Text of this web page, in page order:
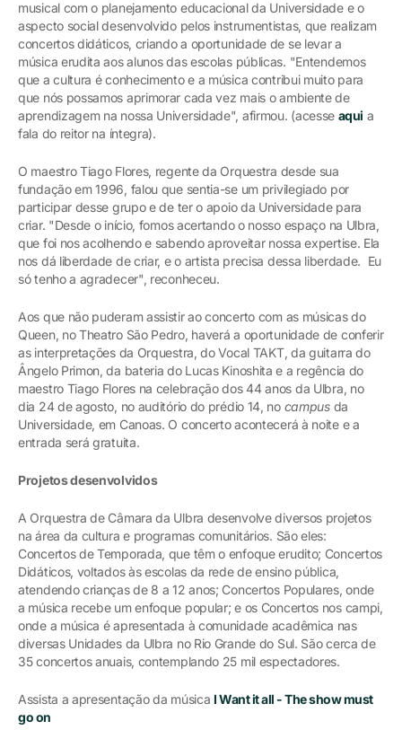
musical com o planejamento educacional da Universidade e o
aspecto social desenvolvido pelos instrumentistas, que realizam
concertos didáticos, criando a oportunidade de se levar a
música erudita aos alunos das escolas públicas. "Entendemos
que a cultura é conhecimento e a música contribui muito para
que nós possamos aprimorar cada vez mais o ambiente de
aprendizagem na nossa Universidade", afirmou. (acesse aqui a
fala do reitor na íntegra).
O maestro Tiago Flores, regente da Orquestra desde sua
fundação em 1996, falou que sentia-se um privilegiado por
participar desse grupo e de ter o apoio da Universidade para
criar. "Desde o início, fomos acertando o nosso espaço na Ulbra,
que foi nos acolhendo e sabendo aproveitar nossa expertise. Ela
nos dá liberdade de criar, e o artista precisa dessa liberdade. Eu
só tenho a agradecer", reconheceu.
Aos que não puderam assistir ao concerto com as músicas do
Queen, no Theatro São Pedro, haverá a oportunidade de conferir
as interpretações da Orquestra, do Vocal TAKT, da guitarra do
Ângelo Primon, da bateria do Lucas Kinoshita e a regência do
maestro Tiago Flores na celebração dos 44 anos da Ulbra, no
dia 24 de agosto, no auditório do prédio 14, no campusda
Universidade, em Canoas. O concerto acontecerá à noite e a
entrada será gratuita.
Projetos desenvolvidos
A Orquestra de Câmara da Ulbra desenvolve diversos projetos
na área da cultura e programas comunitários. São eles:
Concertos de Temporada, que têm o enfoque erudito; Concertos
Didáticos, voltados às escolas da rede de ensino pública,
atendendo crianças de 8 a 12 anos; Concertos Populares, onde
a música recebe um enfoque popular; e os Concertos nos campi,
onde a música é apresentada à comunidade acadêmica nas
diversas Unidades da Ulbra no Rio Grande do Sul. São cerca de
35 concertos anuais, contemplando 25 mil espectadores.
Assista a apresentação da música I Want it all - The show must
go on